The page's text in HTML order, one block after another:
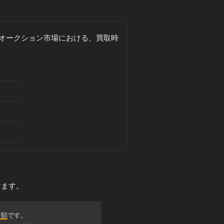
ークション市場における、買取時
す。
です。